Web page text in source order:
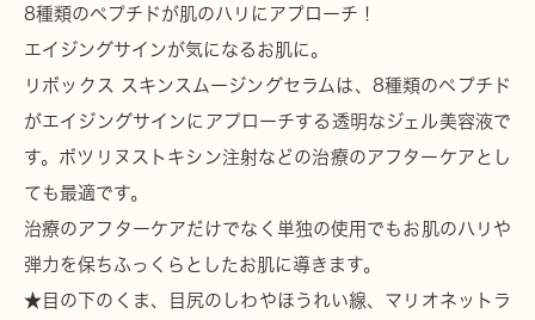
8種類のペプチドが肌のハリにアプローチ！
エイジングサインが気になるお肌に。
リボックス スキンスムージングセラムは、8種類のペプチド
がエイジングサインにアプローチする透明なジェル美容液で
す。ボツリヌストキシン注射などの治療のアフターケアとし
ても最適です。
治療のアフターケアだけでなく単独の使用でもお肌のハリや
弾力を保ちふっくらとしたお肌に導きます。
★目の下のくま、目尻のしわやほうれい線、マリオネットラ